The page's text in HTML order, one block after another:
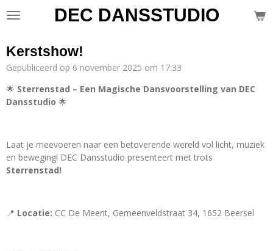
Ga
de
hoofdinhoud
DEC DANSSTUDIO
Kerstshow!
Gepubliceerd op 6 november 2025 om 17:33
🌟 Sterrenstad – Een Magische Dansvoorstelling van DEC
Dansstudio 🌟
Laat je meevoeren naar een betoverende wereld vol licht, muziek
en beweging! DEC Dansstudio presenteert met trots
Sterrenstad!
📍 Locatie: CC De Meent, Gemeenveldstraat 34, 1652 Beersel